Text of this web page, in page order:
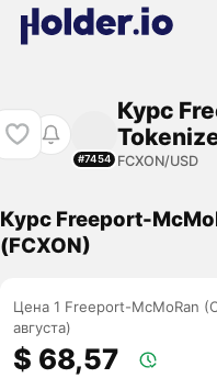
#7454
Курс
FCXON/USD
Курс Freeport-
(FCXON)
Цена 1 Freeport-McMoRan
августа)
$ 68,57